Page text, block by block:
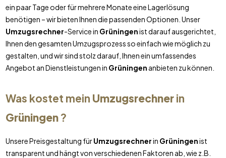
ein paar Tage oder für mehrere Monate eine Lagerlösung
benötigen – wir bieten Ihnen die passenden Optionen. Unser
Umzugsrechner-Service in Grüningenist darauf ausgerichtet,
Ihnen den gesamten Umzugsprozess so einfach wie möglich zu
gestalten, und wir sind stolz darauf, Ihnen ein umfassendes
Angebot an Dienstleistungen in Grüningen anbieten zu können.
Was kostet mein Umzugsrechnerin
Grüningen?
Unsere Preisgestaltung fürUmzugsrechnerin Grüningenist
transparent und hängt von verschiedenen Faktoren ab, wie z.B.